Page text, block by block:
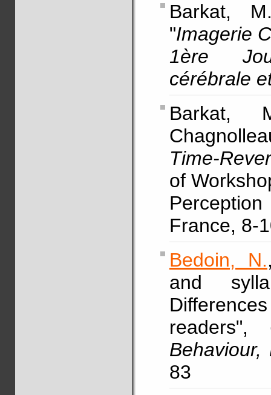
Barkat,
"Imagerie
1ère
cérébrale
Barkat,
Time-
of
France, 8-
Bedoin, N.
and
readers",
83